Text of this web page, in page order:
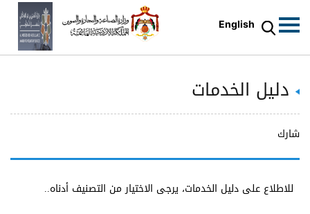
English
دليل الخدمات
شارك
للاطلاع على دليل الخدمات، يرجى الاختيار من التصنيف أدناه..